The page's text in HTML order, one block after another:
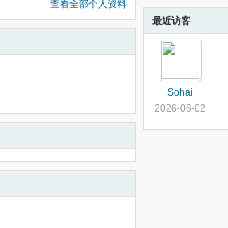
查看全部个人资料
最近访客
Sohai
2026-06-02